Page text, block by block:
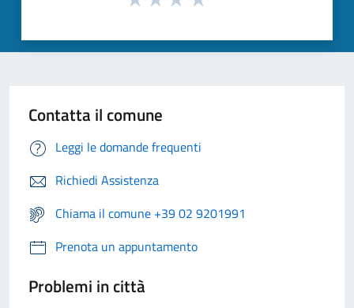
Contatta il comune
Leggi le domande frequenti
Richiedi Assistenza
Chiama il comune +39 02 9201991
Prenota un appuntamento
Problemi in città